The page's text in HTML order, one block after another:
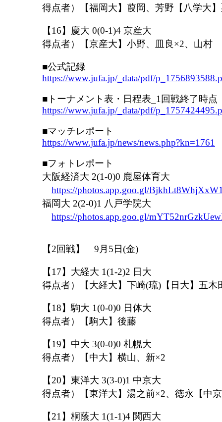
得点者）【福岡大】葭岡、芳野【八学大
【16】慶大 0(0-1)4 京産大
得点者）【京産大】小野、皿良×2、山村
■公式記録
https://www.jufa.jp/_data/pdf/
■トーナメント表・日程表_1回戦終了時点
https://www.jufa.jp/_data/pdf/
■マッチレポート
https://www.jufa.jp/news/news.php?kn=1761
■フォトレポート
大阪経済大 2(1-0)0 鹿屋体育大
https://photos.app.goo.gl/
福岡大 2(2-0)1 八戸学院大
https://photos.app.goo.gl/
【2回戦】 9月5日(金)
【17】大経大 1(1-2)2 日大
得点者）【大経大】下崎(琉)【日大】五木
【18】駒大 1(0-0)0 日体大
得点者）【駒大】後藤
【19】中大 3(0-0)0 札幌大
得点者）【中大】横山、新×2
【20】東洋大 3(3-0)1 中京大
得点者）【東洋大】湯之前×2、徳永【中
【21】桐蔭大 1(1-1)4 関西大